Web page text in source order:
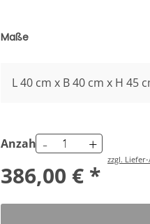
Maße
L 40 cm x B 40 cm x H 45
Anzahl - +
386,00 € *
zzgl.